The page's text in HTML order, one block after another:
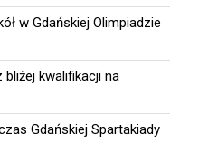
w Gdańskiej Olimpiadzie
bliżej kwalifikacji na
Gdańskiej Spartakiady